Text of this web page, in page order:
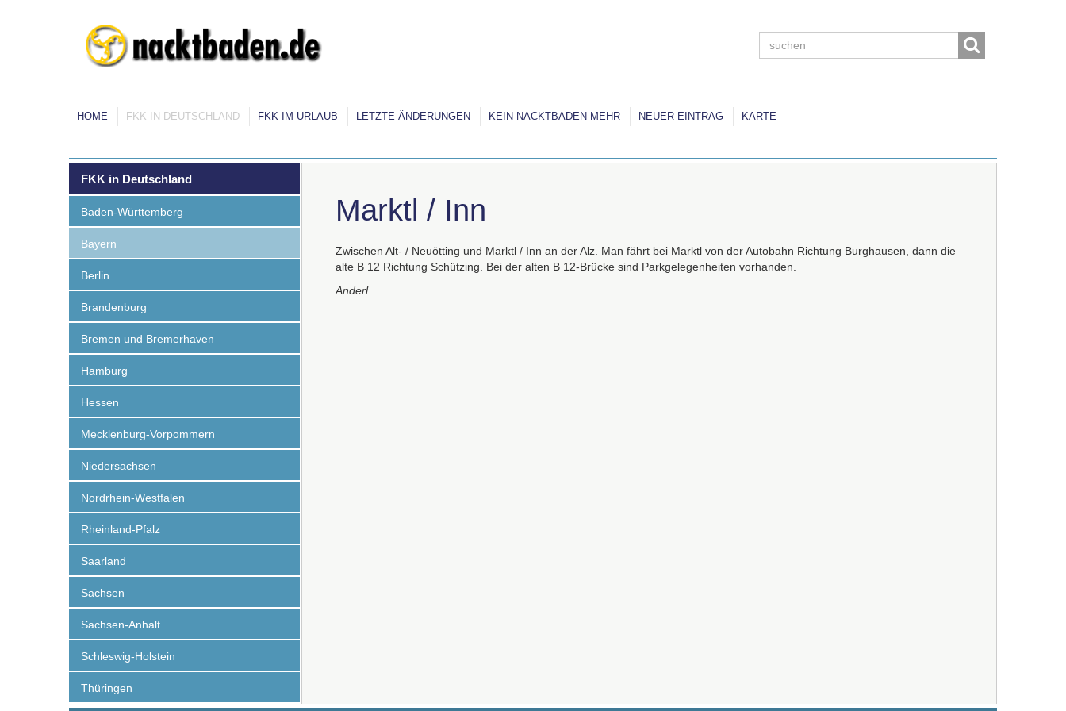
HOME FKK IN DEUTSCHLAND FKK IM URLAUB LETZTE ÄNDERUNGEN KEIN NACKTBADEN MEHR NEUER EINTRAG KARTE
Marktl / Inn
Zwischen Alt- / Neuötting und Marktl / Inn an der Alz. Man fährt bei Marktl von der Autobahn Richtung Burghausen, dann die
alte B 12 Richtung Schützing. Bei der alten B 12-Brücke sind Parkgelegenheiten vorhanden.
Anderl
FKK in Deutschland
Baden-Württemberg
Bayern
Berlin
Brandenburg
Bremen und Bremerhaven
Hamburg
Hessen
Mecklenburg-Vorpommern
Niedersachsen
Nordrhein-Westfalen
Rheinland-Pfalz
Saarland
Sachsen
Sachsen-Anhalt
Schleswig-Holstein
Thüringen